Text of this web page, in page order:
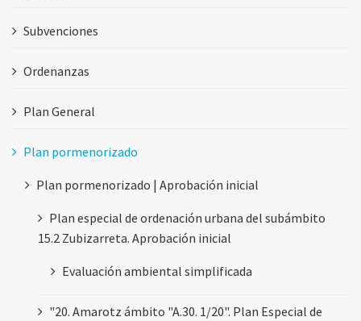
Subvenciones
Ordenanzas
Plan General
Plan pormenorizado
Plan pormenorizado | Aprobación inicial
Plan especial de ordenación urbana del subámbito
15.2 Zubizarreta. Aprobación inicial
Evaluación ambiental simplificada
"20. Amarotz ámbito "A.30. 1/20". Plan Especial de